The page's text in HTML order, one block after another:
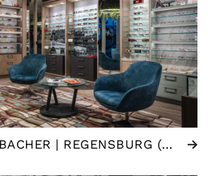
| REGENSBURG (DE)